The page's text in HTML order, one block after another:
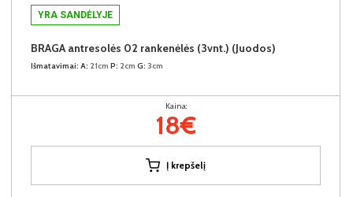
YRA SANDĖLYJE
BRAGA antresolės 02 rankenėlės (3vnt.) (Juodos)
Išmatavimai: A: 21cm P: 2cm G: 3cm
Kaina:
18€
Į krepšelį